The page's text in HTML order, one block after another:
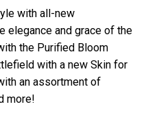
with all-new
elegance and grace of the
the Purified Bloom
with a new Skin for
an assortment of
more!